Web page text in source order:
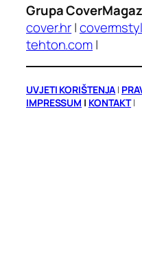
Grupa
cover.hr|
tehton.com|
UVJETI KORIŠTENJA |
IMPRESSUM | KONTAKT|